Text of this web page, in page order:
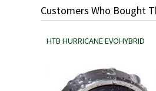
Customers Who Bought
HTB HURRICANE EVOHYBRID